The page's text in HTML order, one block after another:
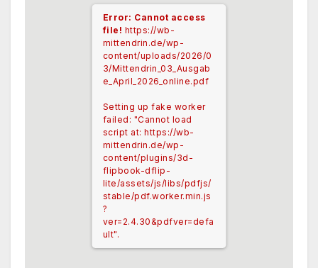
Error: Cannot access
file! https://wb-
mittendrin.de/wp-
content/uploads/2026/0
3/Mittendrin_03_Ausgab
e_April_2026_online.pdf
Setting up fake worker
failed: "Cannot load
script at: https://wb-
mittendrin.de/wp-
content/plugins/3d-
flipbook-dflip-
lite/assets/js/libs/pdfjs/
stable/pdf.worker.min.js
?
ver=2.4.30&pdfver=defa
ult".